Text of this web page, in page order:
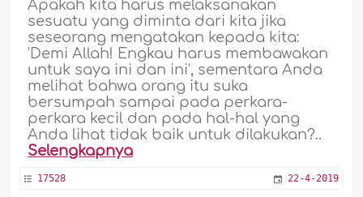
Apakah kita harus melaksanakan
sesuatu yang diminta dari kita jika
seseorang mengatakan kepada kita:
'Demi Allah! Engkau harus membawakan
untuk saya ini dan ini', sementara Anda
melihat bahwa orang itu suka
bersumpah sampai pada perkara-
perkara kecil dan pada hal-hal yang
Anda lihat tidak baik untuk dilakukan?..
Selengkapnya
17528 22-4-2019